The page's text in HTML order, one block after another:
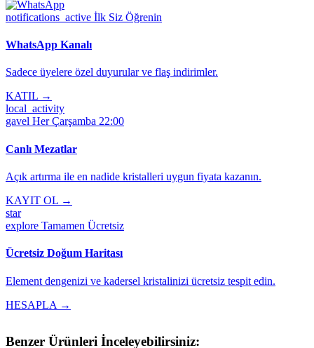
notifications_active İlk Siz Öğrenin
WhatsApp Kanalı
Sadece üyelere özel duyurular ve flaş indirimler.
KATIL →
local_activity
gavel Her Çarşamba 22:00
Canlı Mezatlar
Açık artırma ile en nadide kristalleri uygun fiyata kazanın.
KAYIT OL →
star
explore Tamamen Ücretsiz
Ücretsiz Doğum Haritası
Element dengenizi ve kadersel kristalinizi ücretsiz tespit edin.
HESAPLA →
Benzer Ürünleri İnceleyebilirsiniz: